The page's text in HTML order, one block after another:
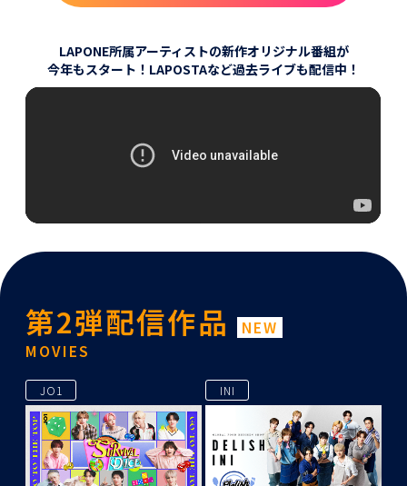
LAPONE所属アーティストの新作オリジナル番組が
今年もスタート！ LAPOSTAなど過去ライブも配信中！
第2弾配信作品
NEW
MOVIES
JO1 INI